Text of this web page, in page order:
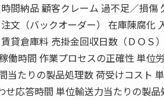
間納品 顧客クレーム 過不足／損傷
文（バックオーダー） 在庫陳腐化
貸倉庫料 売掛金回収日数（ＤＯＳ
働時間 作業プロセスの正確性 単位
当たりの製品処理数 荷受けコスト
応答時間 単位輸送力当たりの製品